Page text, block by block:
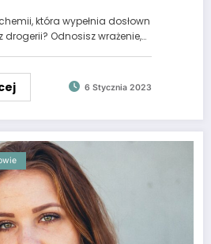
która wypełnia dosłown
drogerii? Odnosisz wrażenie,…
6 Stycznia 2023